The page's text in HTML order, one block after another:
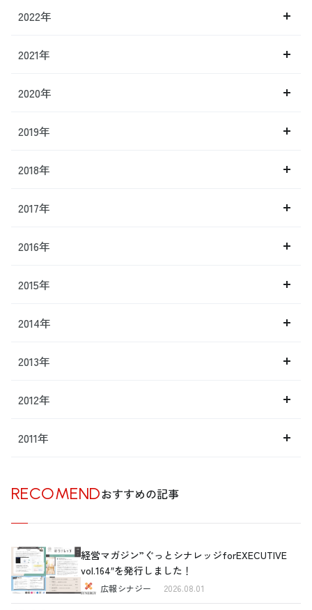
2022年
2021年
2020年
2019年
2018年
2017年
2016年
2015年
2014年
2013年
2012年
2011年
RECOMENDおすすめの記事
経営マガジン”ぐっとシナレッジforEXECUTIVE
vol.164″を発行しました！
広報シナジー 2026.08.01